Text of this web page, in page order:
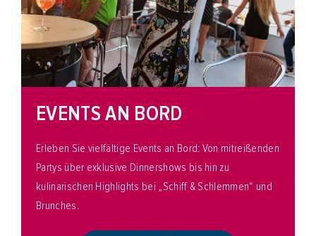
EVENTS AN BORD
Erleben Sie vielfältige Events an Bord: Von mitreißenden
Partys über exklusive Dinnershows bis hin zu
kulinarischen Highlights bei „Schiff & Schlemmen“ und
Brunches.